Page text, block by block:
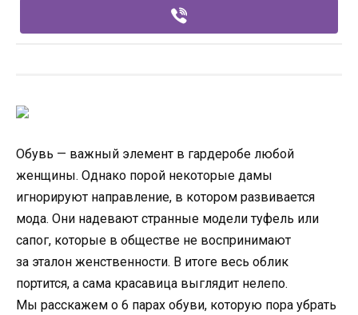
Обувь — важный элемент в гардеробе любой
женщины. Однако порой некоторые дамы
игнорируют направление, в котором развивается
мода. Они надевают странные модели туфель или
сапог, которые в обществе не воспринимают
за эталон женственности. В итоге весь облик
портится, а сама красавица выглядит нелепо.
Мы расскажем о 6 парах обуви, которую пора убрать